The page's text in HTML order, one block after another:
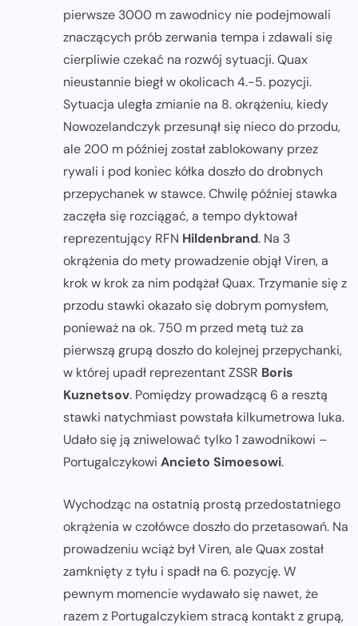
pierwsze 3000 m zawodnicy nie podejmowali
znaczących prób zerwania tempa i zdawali się
cierpliwie czekać na rozwój sytuacji. Quax
nieustannie biegł w okolicach 4.-5. pozycji.
Sytuacja uległa zmianie na 8. okrążeniu, kiedy
Nowozelandczyk przesunął się nieco do przodu,
ale 200 m później został zablokowany przez
rywali i pod koniec kółka doszło do drobnych
przepychanek w stawce. Chwilę później stawka
zaczęła się rozciągać, a tempo dyktował
reprezentujący RFN Hildenbrand. Na 3
okrążenia do mety prowadzenie objął Viren, a
krok w krok za nim podążał Quax. Trzymanie się z
przodu stawki okazało się dobrym pomysłem,
ponieważ na ok. 750 m przed metą tuż za
pierwszą grupą doszło do kolejnej przepychanki,
w której upadł reprezentant ZSSR Boris
Kuznetsov. Pomiędzy prowadzącą 6 a resztą
stawki natychmiast powstała kilkumetrowa luka.
Udało się ją zniwelować tylko 1 zawodnikowi –
Portugalczykowi Ancieto Simoesowi.
Wychodząc na ostatnią prostą przedostatniego
okrążenia w czołówce doszło do przetasowań. Na
prowadzeniu wciąż był Viren, ale Quax został
zamknięty z tyłu i spadł na 6. pozycję. W
pewnym momencie wydawało się nawet, że
razem z Portugalczykiem stracą kontakt z grupą,